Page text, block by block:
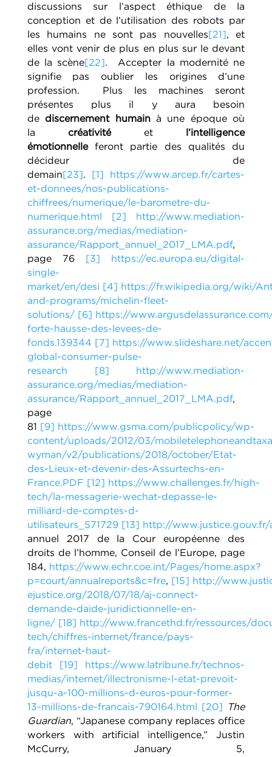
discussions sur l’aspect éthique de la
conception et de l’utilisation des robots par
les humains ne sont pas nouvelles[21], et
elles vont venir de plus en plus sur le devant
de la scène[22].
Accepter la modernité ne
signifie pas oublier les origines d’une
profession.
Plus les machines seront
présentes plus il y aura besoin
de discernement humainà une époque où
la créativité et l’intelligence
émotionnelleferont partie des qualités du
décideur de
demain[23]. [1]
https://www.arcep.fr/cartes-
et-donnees/nos-publications-
chiffrees/numerique/le-barometre-du-
numerique.html
[2]
http://www.mediation-
assurance.org/medias/mediation-
assurance/Rapport_annuel_2017_LMA.pdf,
page 76 [3]
https://ec.europa.eu/digital-
single-
market/en/desi [4] https://fr.wikipedia.org/wiki/
and-programs/michelin-fleet-
solutions/ [6] https://
forte-hausse-des-levees-de-
fonds.139344 [7] https://www.slideshare.net/
global-consumer-pulse-
research
[8]
http://www.mediation-
assurance.org/medias/mediation-
assurance/Rapport_annuel_2017_LMA.pdf,
page
81 [9] https://www.gsma.com/publicpolicy/wp-
content/uploads/2012/03/
wyman/v2/publications/2018/october/Etat-
des-Lieux-et-devenir-des-Assurtechs-en-
France.PDF [12] https://www.challenges.fr/high-
tech/la-messagerie-wechat-depasse-le-
milliard-de-comptes-d-
utilisateurs_571729 [13] http://www.justice.gouv.fr/
annuel 2017 de la Cour européenne des
droits de l’homme, Conseil de l’Europe, page
184, https://www.echr.coe.int/Pages/home.aspx?
p=court/annualreports&c=fre, [15] http://
ejustice.org/2018/07/18/aj-connect-
demande-daide-juridictionnelle-en-
ligne/ [18] http://www.francethd.fr/ressources/
tech/chiffres-internet/france/pays-
fra/internet-haut-
debit
[19]
https://www.latribune.fr/technos-
medias/internet/illectronisme-l-etat-prevoit-
jusqu-a-100-millions-d-euros-pour-former-
13-millions-de-francais-790164.html [20]
The
Guardian, “Japanese company replaces office
workers with artificial intelligence,” Justin
McCurry, January 5,